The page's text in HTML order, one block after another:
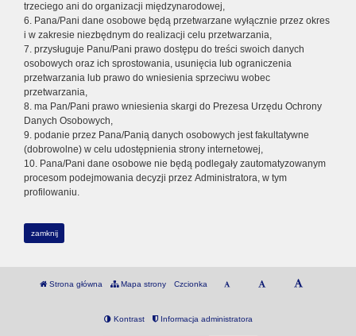
trzeciego ani do organizacji międzynarodowej,
6. Pana/Pani dane osobowe będą przetwarzane wyłącznie przez okres
i w zakresie niezbędnym do realizacji celu przetwarzania,
7. przysługuje Panu/Pani prawo dostępu do treści swoich danych
osobowych oraz ich sprostowania, usunięcia lub ograniczenia
przetwarzania lub prawo do wniesienia sprzeciwu wobec
przetwarzania,
8. ma Pan/Pani prawo wniesienia skargi do Prezesa Urzędu Ochrony
Danych Osobowych,
9. podanie przez Pana/Panią danych osobowych jest fakultatywne
(dobrowolne) w celu udostępnienia strony internetowej,
10. Pana/Pani dane osobowe nie będą podlegały zautomatyzowanym
procesom podejmowania decyzji przez Administratora, w tym
profilowaniu.
zamknij
Strona główna Mapa strony Czcionka
Kontrast Informacja administratora